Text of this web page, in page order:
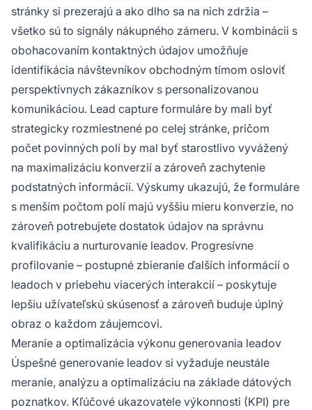
stránky si prezerajú a ako dlho sa na nich zdržia –
všetko sú to signály nákupného zámeru. V kombinácii s
obohacovaním kontaktných údajov umožňuje
identifikácia návštevníkov obchodným tímom osloviť
perspektívnych zákazníkov s personalizovanou
komunikáciou. Lead capture formuláre by mali byť
strategicky rozmiestnené po celej stránke, pričom
počet povinných polí by mal byť starostlivo vyvážený
na maximalizáciu konverzií a zároveň zachytenie
podstatných informácií. Výskumy ukazujú, že formuláre
s menším počtom polí majú vyššiu mieru konverzie, no
zároveň potrebujete dostatok údajov na správnu
kvalifikáciu a nurturovanie leadov. Progresívne
profilovanie – postupné zbieranie ďalších informácií o
leadoch v priebehu viacerých interakcií – poskytuje
lepšiu užívateľskú skúsenosť a zároveň buduje úplný
obraz o každom záujemcovi.
Meranie a optimalizácia výkonu generovania leadov
Úspešné generovanie leadov si vyžaduje neustále
meranie, analýzu a optimalizáciu na základe dátových
poznatkov. Kľúčové ukazovatele výkonnosti (KPI) pre